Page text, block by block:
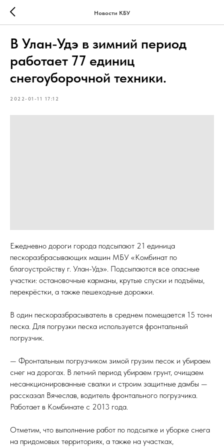
Новости КБУ
В Улан-Удэ в зимний период
работает 77 единиц
снегоуборочной техники.
2022-01-11 17:12
Ежедневно дороги города подсыпают 21 единица
пескоразбрасывающих машин МБУ «Комбинат по
благоустройству г. Улан-Удэ». Подсыпаются все опасные
участки: остановочные карманы, крутые спуски и подъёмы,
перекрёстки, а также пешеходные дорожки.
В один пескоразбрасыватель в среднем помещается 15 тонн
песка. Для погрузки песка используется фронтальный
погрузчик.
— Фронтальным погрузчиком зимой грузим песок и убираем
снег на дорогах. В летний период убираем грунт, очищаем
несанкционированные свалки и строим защитные дамбы —
рассказал Вячеслав, водитель фронтального погрузчика.
Работает в Комбинате с 2013 года.
Отметим, что выполнение работ по подсыпке и уборке снега
на придомовых территориях, а также на участках,